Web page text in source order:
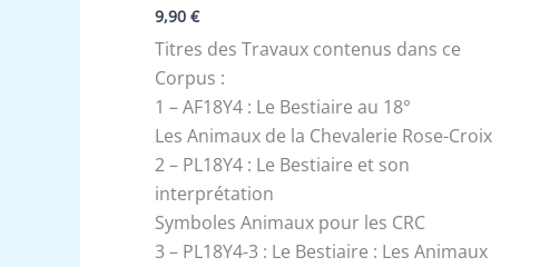
9,90€
Titres des Travaux contenus dans ce
Corpus :
1 – AF18Y4 : Le Bestiaire au 18°
Les Animaux de la Chevalerie Rose-Croix
2 – PL18Y4 : Le Bestiaire et son
interprétation
Symboles Animaux pour les CRC
3 – PL18Y4-3 : Le Bestiaire : Les Animaux